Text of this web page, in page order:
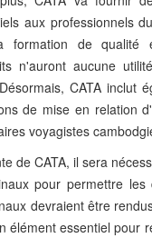
aux professionnels
formation de qualité
n'auront aucune
CATA inclut
de mise en relation
voyagistes
de CATA, il sera
pour permettre les
devraient être
élément essentiel pour